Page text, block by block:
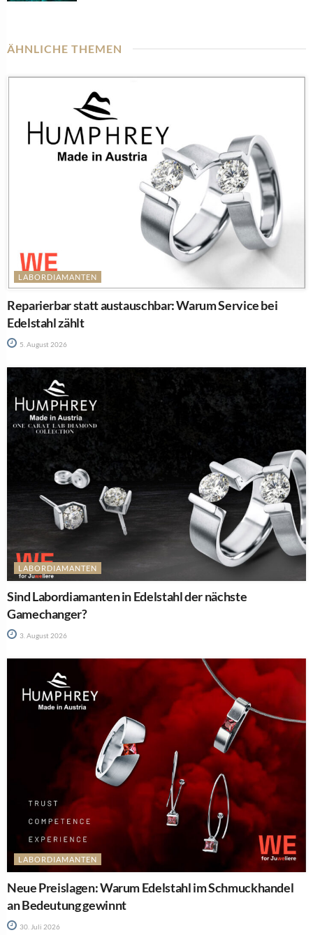
ÄHNLICHE THEMEN
LABORDIAMANTEN
Reparierbar statt austauschbar: Warum Service bei
Edelstahl zählt
5. August 2026
LABORDIAMANTEN
Sind Labordiamanten in Edelstahl der nächste
Gamechanger?
3. August 2026
LABORDIAMANTEN
Neue Preislagen: Warum Edelstahl im Schmuckhandel
an Bedeutung gewinnt
30. Juli 2026